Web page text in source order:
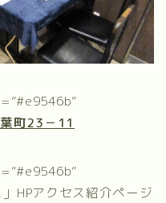
町23－11
」HPアクセス紹介ページ